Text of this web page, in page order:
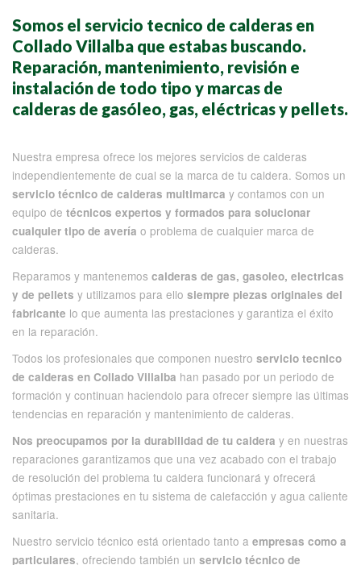
Somos el servicio tecnico de calderas en
Collado Villalba que estabas buscando.
Reparación, mantenimiento, revisión e
instalación de todo tipo y marcas de
calderas de gasóleo, gas, eléctricas y pellets.
Nuestra empresa ofrece los mejores servicios de calderas
independientemente de cual se la marca de tu caldera. Somos un
servicio técnico de calderas multimarca y contamos con un
equipo de técnicos expertos y formados para solucionar
cualquier tipo de avería o problema de cualquier marca de
calderas.
Reparamos y mantenemos calderas de gas, gasoleo, electricas
y de pellets y utilizamos para ello siempre piezas originales del
fabricante lo que aumenta las prestaciones y garantiza el éxito
en la reparación.
Todos los profesionales que componen nuestro servicio tecnico
de calderas en Collado Villalba han pasado por un periodo de
formación y continuan haciendolo para ofrecer siempre las últimas
tendencias en reparación y mantenimiento de calderas.
Nos preocupamos por la durabilidad de tu caldera y en nuestras
reparaciones garantizamos que una vez acabado con el trabajo
de resolución del problema tu caldera funcionará y ofrecerá
óptimas prestaciones en tu sistema de calefacción y agua caliente
sanitaria.
Nuestro servicio técnico está orientado tanto a empresas como a
particulares, ofreciendo también un servicio técnico de